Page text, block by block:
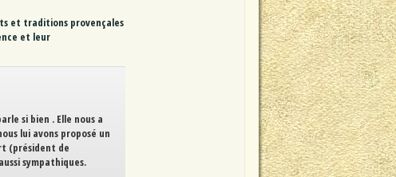
et traditions provençales
et leur
si bien . Elle nous a
lui avons proposé un
(président de
sympathiques.